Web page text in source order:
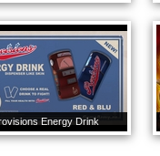
Energy Drink